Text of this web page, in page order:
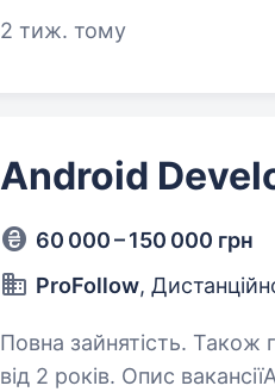
2 тиж. тому
Android
60 000 – 150 000 грн
ProFollow,
Повна зайнятість. Також
від 2 років. Опис вакансіїAndroid Developer (Kotlin/Java) Ми шукаємо